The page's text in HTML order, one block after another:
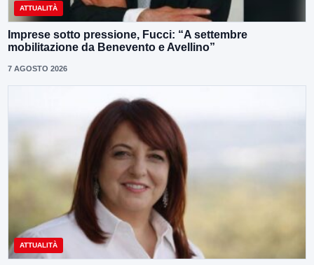
ATTUALITÀ
Imprese sotto pressione, Fucci: “A settembre
mobilitazione da Benevento e Avellino”
7 AGOSTO 2026
ATTUALITÀ